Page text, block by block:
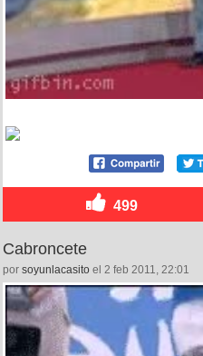
499
Cabroncete
por soyunlacasito el 2 feb 2011, 22:01